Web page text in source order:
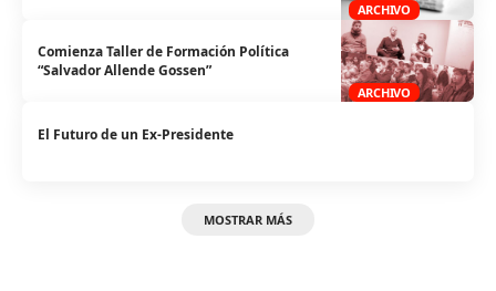
ARCHIVO
ARCHIVO
Comienza Taller de Formación Política
“Salvador Allende Gossen”
El Futuro de un Ex-Presidente
MOSTRAR MÁS